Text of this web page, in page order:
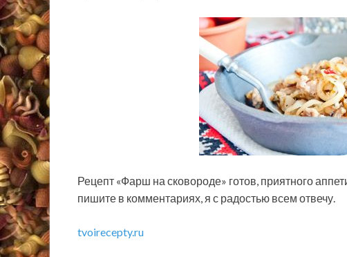
Рецепт «Фарш на сковороде» готов, приятного
пишите в комментариях, я с радостью всем отвечу.
tvoirecepty.ru